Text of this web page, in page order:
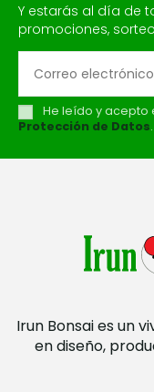
Y estarás al día de
promociones,
He leído y acepto
Protección de Datos.
Irun Bonsai es un
en diseño,